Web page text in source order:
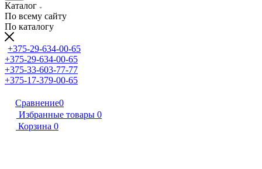
Каталог
По всему сайту
По каталогу
+375-29-634-00-65
+375-29-634-00-65
+375-33-603-77-77
+375-17-379-00-65
Сравнение0
Избранные товары 0
Корзина 0